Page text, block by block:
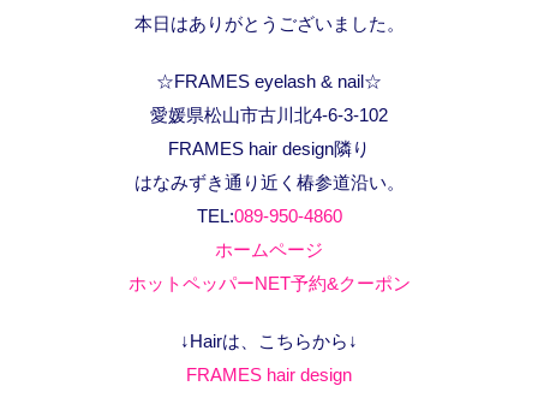
本日はありがとうございました。
☆FRAMES eyelash & nail☆
愛媛県松山市古川北4-6-3-102
FRAMES hair design隣り
はなみずき通り近く椿参道沿い。
TEL:089-950-4860
ホームページ
ホットペッパーNET予約&クーポン
↓Hairは、こちらから↓
FRAMES hair design